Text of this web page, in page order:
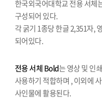
한국외국어대학교 전용 서
구성되어 있다.
각 굵기 1종당 한글 2,351자,
되어있다.
전용 서체 Bold는 영상 및 인
사용하기 적합하며 , 이외에
사인물에 활용된다.